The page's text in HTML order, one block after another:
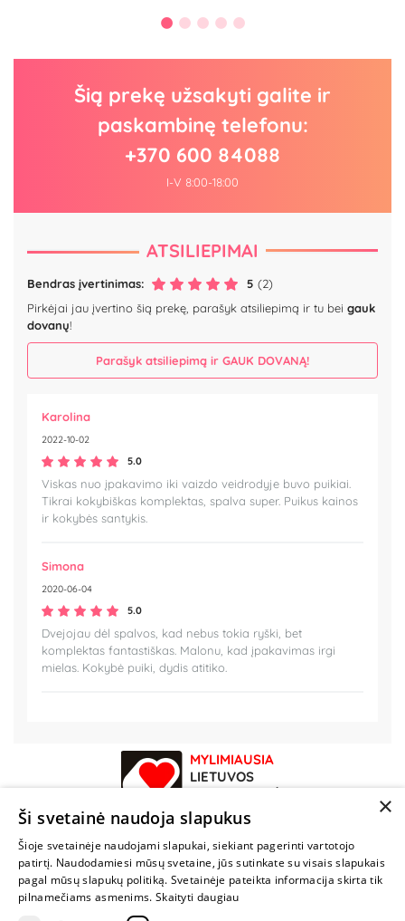
Šią prekę užsakyti galite ir
paskambinę telefonu:
+370 600 84088
I-V 8:00-18:00
ATSILIEPIMAI
Bendras įvertinimas: 5 (2)
Pirkėjai jau įvertino šią prekę, parašyk atsiliepimą ir tu bei gauk
dovanų!
Parašyk atsiliepimą ir GAUK DOVANĄ!
Karolina
2022-10-02
5.0
Viskas nuo įpakavimo iki vaizdo veidrodyje buvo puikiai.
Tikrai kokybiškas komplektas, spalva super. Puikus kainos
ir kokybės santykis.
Simona
2020-06-04
5.0
Dvejojau dėl spalvos, kad nebus tokia ryški, bet
komplektas fantastiškas. Malonu, kad įpakavimas irgi
mielas. Kokybė puiki, dydis atitiko.
MYLIMIAUSIA
LIETUVOS
PARDUOTUVĖ
NENUSTOK
ŽAISTI
×
Ši svetainė naudoja slapukus
Šioje svetainėje naudojami slapukai, siekiant pagerinti vartotojo
patirtį. Naudodamiesi mūsų svetaine, jūs sutinkate su visais slapukais
pagal mūsų slapukų politiką. Svetainėje pateikta informacija skirta tik
pilnamečiams asmenims. Skaityti daugiau